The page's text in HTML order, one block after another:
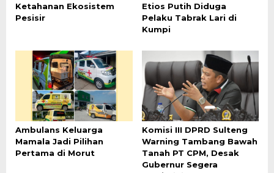
Ketahanan Ekosistem
Pesisir
Etios Putih Diduga
Pelaku Tabrak Lari di
Kumpi
Ambulans Keluarga
Mamala Jadi Pilihan
Pertama di Morut
Komisi III DPRD Sulteng
Warning Tambang Bawah
Tanah PT CPM, Desak
Gubernur Segera